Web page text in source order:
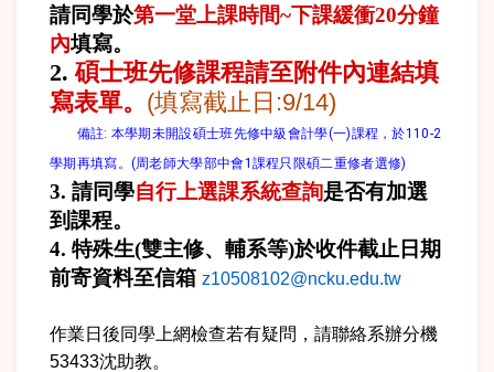
請同學於第一堂上課時間~下課緩衝20分鐘
內填寫。
2.碩士班先修課程請至附件內連結填
寫表單。 (填寫截止日:9/14)
備註: 本學期未開設碩士班先修中級會計學(一)課程，於110-2
學期再填寫。(周老師大學部中會1課程只限碩二重修者選修)
3. 請同學自行上選課系統查詢是否有加選
到課程。
4. 特殊生(雙主修、輔系等)於收件截止日期
前寄資料至信箱 z10508102@ncku.edu.tw
作業日後同學上網檢查若有疑問，請聯絡系辦分機
53433沈助教。